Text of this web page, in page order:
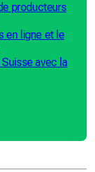
producteurs
en ligne et le
avec la